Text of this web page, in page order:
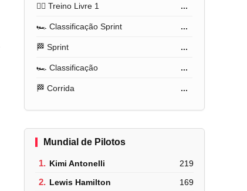
🏋️‍♂️ Treino Livre 1 ...
🏎️ Classificação Sprint ...
🏁 Sprint ...
🏎️ Classificação ...
🏁 Corrida ...
Mundial de Pilotos
1. Kimi Antonelli 219
2. Lewis Hamilton 169